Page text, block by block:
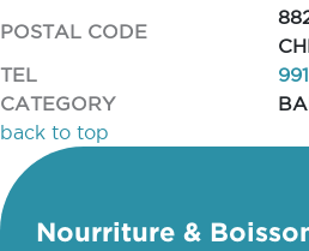
POSTAL CODE
TEL
CATEGORY
back to top
Nourriture &